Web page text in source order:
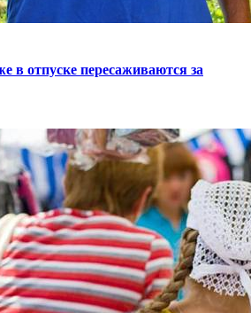
в отпуске пересаживаются за